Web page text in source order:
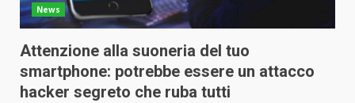
News
Attenzione alla suoneria del tuo
smartphone: potrebbe essere un attacco
hacker segreto che ruba tutti